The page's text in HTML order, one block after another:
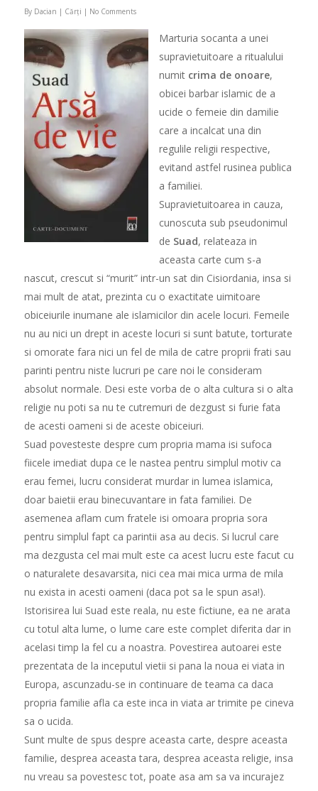
By Dacian | Cărți | No Comments
Marturia socanta a unei
supravietuitoare a ritualului
numit crima de onoare,
obicei barbar islamic de a
ucide o femeie din damilie
care a incalcat una din
regulile religii respective,
evitand astfel rusinea publica
a familiei.
Supravietuitoarea in cauza,
cunoscuta sub pseudonimul
de Suad, relateaza in
aceasta carte cum s-a
nascut, crescut si “murit” intr-un sat din Cisiordania, insa si
mai mult de atat, prezinta cu o exactitate uimitoare
obiceiurile inumane ale islamicilor din acele locuri. Femeile
nu au nici un drept in aceste locuri si sunt batute, torturate
si omorate fara nici un fel de mila de catre proprii frati sau
parinti pentru niste lucruri pe care noi le consideram
absolut normale. Desi este vorba de o alta cultura si o alta
religie nu poti sa nu te cutremuri de dezgust si furie fata
de acesti oameni si de aceste obiceiuri.
Suad povesteste despre cum propria mama isi sufoca
fiicele imediat dupa ce le nastea pentru simplul motiv ca
erau femei, lucru considerat murdar in lumea islamica,
doar baietii erau binecuvantare in fata familiei. De
asemenea aflam cum fratele isi omoara propria sora
pentru simplul fapt ca parintii asa au decis. Si lucrul care
ma dezgusta cel mai mult este ca acest lucru este facut cu
o naturalete desavarsita, nici cea mai mica urma de mila
nu exista in acesti oameni (daca pot sa le spun asa!).
Istorisirea lui Suad este reala, nu este fictiune, ea ne arata
cu totul alta lume, o lume care este complet diferita dar in
acelasi timp la fel cu a noastra. Povestirea autoarei este
prezentata de la inceputul vietii si pana la noua ei viata in
Europa, ascunzadu-se in continuare de teama ca daca
propria familie afla ca este inca in viata ar trimite pe cineva
sa o ucida.
Sunt multe de spus despre aceasta carte, despre aceasta
familie, desprea aceasta tara, desprea aceasta religie, insa
nu vreau sa povestesc tot, poate asa am sa va incurajez